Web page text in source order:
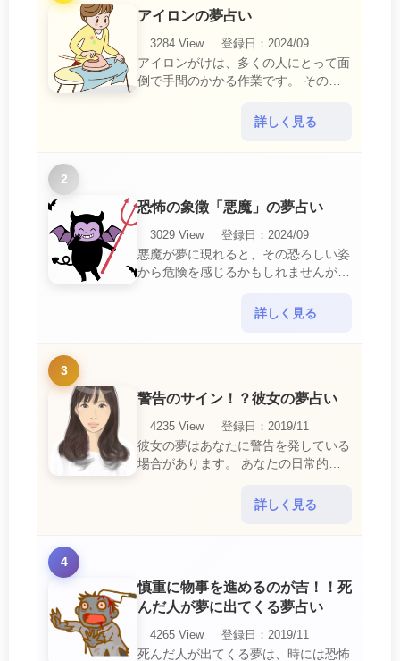
アイロンの夢占い
3284 View
登録日：2024/09
アイロンがけは、多くの人にとって面
倒で手間のかかる作業です。 そのた
中で感じるわずらわしさやストレスか
詳しく見る
2
恐怖の象徴「悪魔」の夢占い
3029 View
登録日：2024/09
悪魔が夢に現れると、その恐ろしい姿
から危険を感じるかもしれませんが、
詳しく見る
3
警告のサイン！？彼女の夢占い
4235 View
登録日：2019/11
彼女の夢はあなたに警告を発している
場合があります。 あなたの日常的な
詳しく見る
4
慎重に物事を進めるのが吉！！死
んだ人が夢に出てくる夢占い
4265 View
登録日：2019/11
死んだ人が出てくる夢は、時には恐怖